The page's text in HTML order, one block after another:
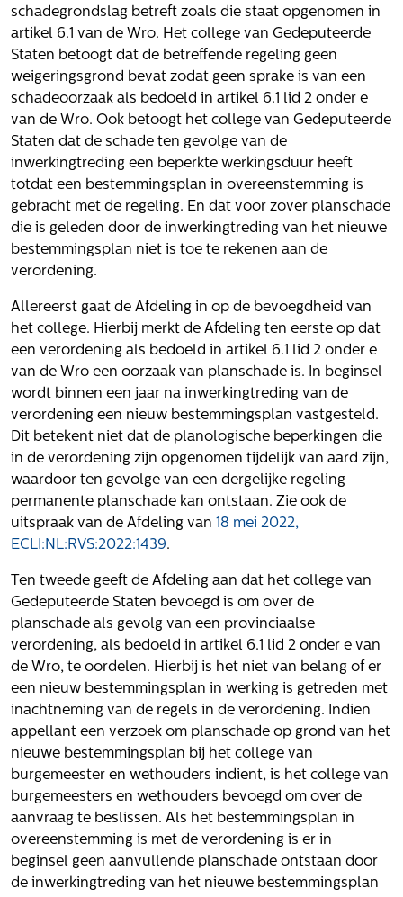
Vacatures
Contact
Klachten
Privacyverklaring
Proclaimer
Volg ons
Integrale aanpak gebiedsvisie
schadegrondslag betreft zoals die staat opgenomen in
artikel 6.1 van de Wro. Het college van Gedeputeerde
Staten betoogt dat de betreffende regeling geen
weigeringsgrond bevat zodat geen sprake is van een
schadeoorzaak als bedoeld in artikel 6.1 lid 2 onder e
van de Wro. Ook betoogt het college van Gedeputeerde
Staten dat de schade ten gevolge van de
inwerkingtreding een beperkte werkingsduur heeft
totdat een bestemmingsplan in overeenstemming is
gebracht met de regeling. En dat voor zover planschade
die is geleden door de inwerkingtreding van het nieuwe
bestemmingsplan niet is toe te rekenen aan de
verordening.
Allereerst gaat de Afdeling in op de bevoegdheid van
het college. Hierbij merkt de Afdeling ten eerste op dat
een verordening als bedoeld in artikel 6.1 lid 2 onder e
van de Wro een oorzaak van planschade is. In beginsel
wordt binnen een jaar na inwerkingtreding van de
verordening een nieuw bestemmingsplan vastgesteld.
Dit betekent niet dat de planologische beperkingen die
in de verordening zijn opgenomen tijdelijk van aard zijn,
waardoor ten gevolge van een dergelijke regeling
permanente planschade kan ontstaan. Zie ook de
uitspraak van de Afdeling van 18 mei 2022,
ECLI:NL:RVS:2022:1439.
Ten tweede geeft de Afdeling aan dat het college van
Gedeputeerde Staten bevoegd is om over de
planschade als gevolg van een provinciaalse
verordening, als bedoeld in artikel 6.1 lid 2 onder e van
de Wro, te oordelen. Hierbij is het niet van belang of er
een nieuw bestemmingsplan in werking is getreden met
inachtneming van de regels in de verordening. Indien
appellant een verzoek om planschade op grond van het
nieuwe bestemmingsplan bij het college van
burgemeester en wethouders indient, is het college van
burgemeesters en wethouders bevoegd om over de
aanvraag te beslissen. Als het bestemmingsplan in
overeenstemming is met de verordening is er in
beginsel geen aanvullende planschade ontstaan door
de inwerkingtreding van het nieuwe bestemmingsplan